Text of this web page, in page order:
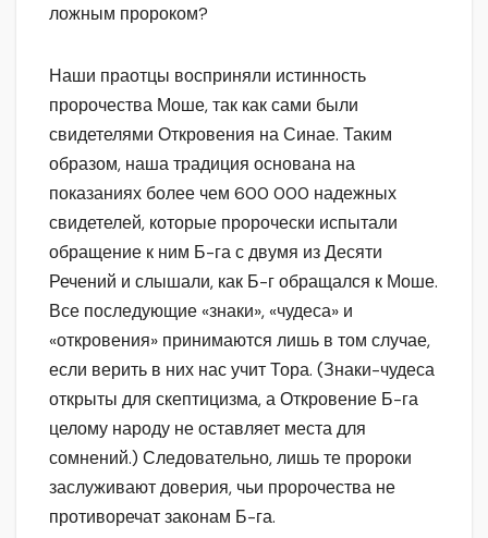
ложным пророком?
Наши праотцы восприняли истинность
пророчества Моше, так как сами были
свидетелями Откровения на Синае. Таким
образом, наша традиция основана на
показаниях более чем 600 000 надежных
свидетелей, которые пророчески испытали
обращение к ним Б-га с двумя из Десяти
Речений и слышали, как Б-г обращался к Моше.
Все последующие «знаки», «чудеса» и
«откровения» принимаются лишь в том случае,
если верить в них нас учит Тора. (Знаки-чудеса
открыты для скептицизма, а Откровение Б-га
целому народу не оставляет места для
сомнений.) Следовательно, лишь те пророки
заслуживают доверия, чьи пророчества не
противоречат законам Б-га.